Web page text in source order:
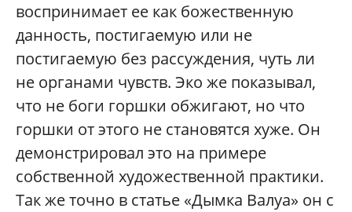
воспринимает ее как божественную
данность, постигаемую или не
постигаемую без рассуждения, чуть ли
не органами чувств. Эко же показывал,
что не боги горшки обжигают, но что
горшки от этого не становятся хуже. Он
демонстрировал это на примере
собственной художественной практики.
Так же точно в статье «Дымка Валуа» он с